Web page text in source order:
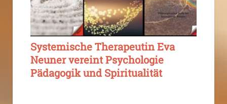
Systemische Therapeutin Eva
Neuner vereint Psychologie
Pädagogik und Spiritualität